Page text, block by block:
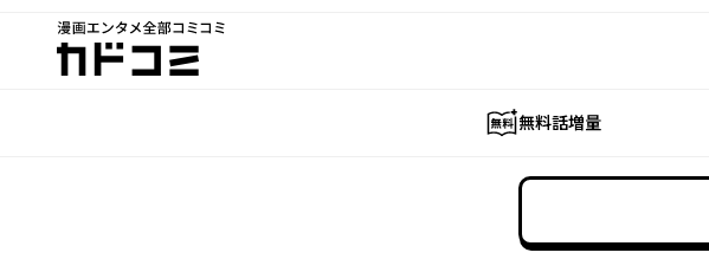
漫画エンタメ全部コミコミ
カドコミ
無料話増量